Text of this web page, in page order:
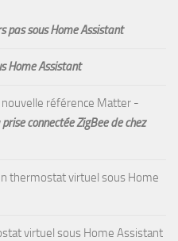
pas sous Home Assistant
Home Assistant
nouvelle référence Matter -
prise connectée ZigBee de chez
thermostat virtuel sous Home
virtuel sous Home Assistant